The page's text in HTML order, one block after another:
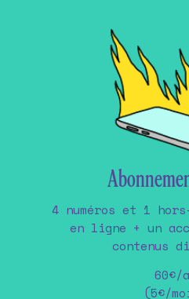
4 numéros et 1
en ligne + un
contenus
60€/
(5€/